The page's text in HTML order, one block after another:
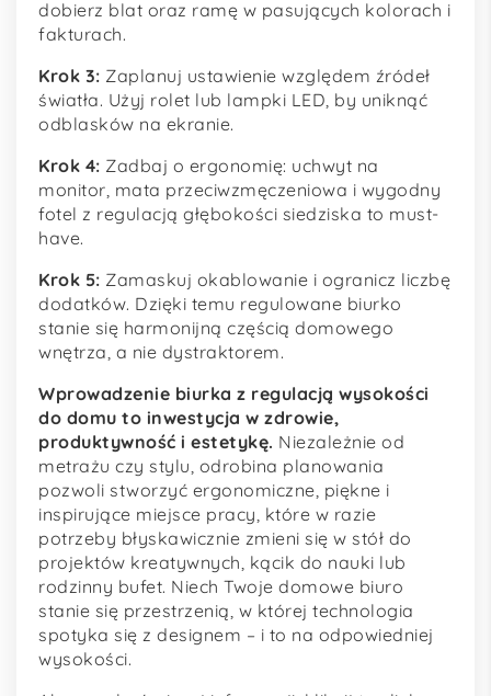
dobierz blat oraz ramę w pasujących kolorach i
fakturach.
Krok 3: Zaplanuj ustawienie względem źródeł
światła. Użyj rolet lub lampki LED, by uniknąć
odblasków na ekranie.
Krok 4: Zadbaj o ergonomię: uchwyt na
monitor, mata przeciwzmęczeniowa i wygodny
fotel z regulacją głębokości siedziska to must-
have.
Krok 5: Zamaskuj okablowanie i ogranicz liczbę
dodatków. Dzięki temu regulowane biurko
stanie się harmonijną częścią domowego
wnętrza, a nie dystraktorem.
Wprowadzenie biurka z regulacją wysokości
do domu to inwestycja w zdrowie,
produktywność i estetykę. Niezależnie od
metrażu czy stylu, odrobina planowania
pozwoli stworzyć ergonomiczne, piękne i
inspirujące miejsce pracy, które w razie
potrzeby błyskawicznie zmieni się w stół do
projektów kreatywnych, kącik do nauki lub
rodzinny bufet. Niech Twoje domowe biuro
stanie się przestrzenią, w której technologia
spotyka się z designem – i to na odpowiedniej
wysokości.